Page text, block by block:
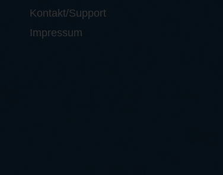
Kontakt/Support
Impressum